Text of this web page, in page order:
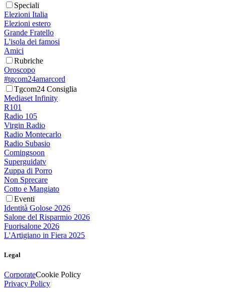
Speciali
Elezioni Italia
Elezioni estero
Grande Fratello
L'isola dei famosi
Amici
Rubriche
Oroscopo
#tgcom24amarcord
Tgcom24 Consiglia
Mediaset Infinity
R101
Radio 105
Virgin Radio
Radio Montecarlo
Radio Subasio
Comingsoon
Superguidatv
Zuppa di Porro
Non Sprecare
Cotto e Mangiato
Eventi
Identità Golose 2026
Salone del Risparmio 2026
Fuorisalone 2026
L'Artigiano in Fiera 2025
Legal
CorporateCookie Policy
Privacy Policy